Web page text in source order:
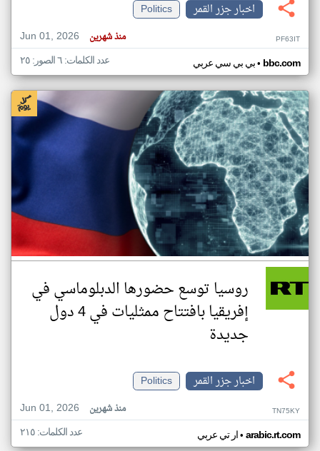
اخبار جزر القمر
Politics
Jun 01, 2026
منذ شهرين PF63IT
بي بي سي عربي• bbc.com عدد الكلمات: ٦ الصور: ٢٥
روسيا توسع حضورها الدبلوماسي في
إفريقيا بافتتاح ممثليات في 4 دول
جديدة
اخبار جزر القمر
Politics
Jun 01, 2026
منذ شهرين TN75KY
ار تي عربي• arabic.rt.com عدد الكلمات: ٢١٥